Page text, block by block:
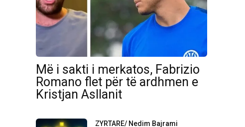
Më i sakti i merkatos, Fabrizio
Romano flet për të ardhmen e
Kristjan Asllanit
ZYRTARE/ Nedim Bajrami